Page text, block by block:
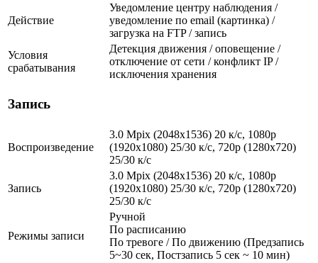
Действие
Уведомление центру наблюдения /
уведомление по email (картинка) /
загрузка на FTP / запись
Условия
срабатывания
Детекция движения / оповещение /
отключение от сети / конфликт IP /
исключения хранения
Запись
Воспроизведение
3.0 Mpix (2048x1536) 20 к/с, 1080p
(1920x1080) 25/30 к/с, 720p (1280х720)
25/30 к/с
Запись
3.0 Mpix (2048x1536) 20 к/с, 1080p
(1920x1080) 25/30 к/с, 720p (1280х720)
25/30 к/с
Режимы записи
Ручной
По расписанию
По тревоге / По движению (Предзапись
5~30 сек, Постзапись 5 сек ~ 10 мин)